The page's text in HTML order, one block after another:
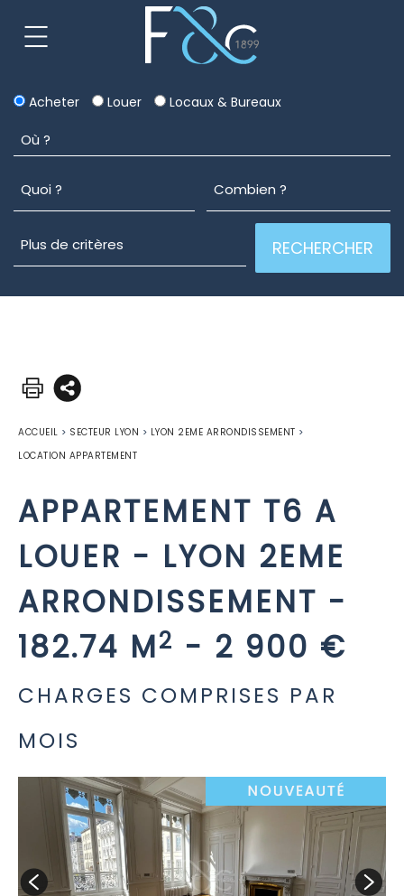
Acheter Louer Locaux & Bureaux
ACCUEIL > SECTEUR LYON > LYON 2EME ARRONDISSEMENT >
LOCATION APPARTEMENT
APPARTEMENT T6 A
LOUER - LYON 2EME
ARRONDISSEMENT -
182.74 M2 - 2 900 €
CHARGES COMPRISES PAR
MOIS